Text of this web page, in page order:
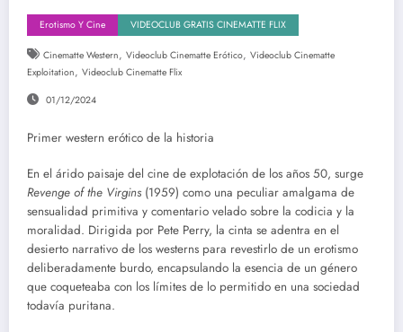
Erotismo Y Cine VIDEOCLUB GRATIS CINEMATTE FLIX
Cinematte Western, Videoclub Cinematte Erótico, Videoclub Cinematte
Exploitation, Videoclub Cinematte Flix
01/12/2024
Primer western erótico de la historia
En el árido paisaje del cine de explotación de los años 50, surge
Revenge of the Virgins (1959) como una peculiar amalgama de
sensualidad primitiva y comentario velado sobre la codicia y la
moralidad. Dirigida por Pete Perry, la cinta se adentra en el
desierto narrativo de los westerns para revestirlo de un erotismo
deliberadamente burdo, encapsulando la esencia de un género
que coqueteaba con los límites de lo permitido en una sociedad
todavía puritana.